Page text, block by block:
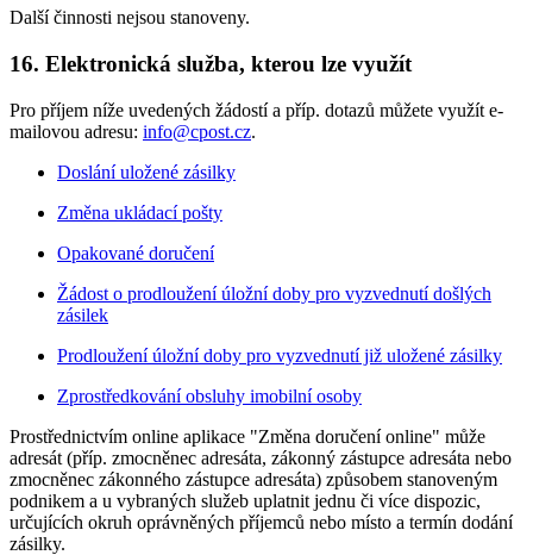
Další činnosti nejsou stanoveny.
16. Elektronická služba, kterou lze využít
Pro příjem níže uvedených žádostí a příp. dotazů můžete využít e-
mailovou adresu: info@cpost.cz.
Doslání uložené zásilky
Změna ukládací pošty
Opakované doručení
Žádost o prodloužení úložní doby pro vyzvednutí došlých
zásilek
Prodloužení úložní doby pro vyzvednutí již uložené zásilky
Zprostředkování obsluhy imobilní osoby
Prostřednictvím online aplikace "Změna doručení online" může
adresát (příp. zmocněnec adresáta, zákonný zástupce adresáta nebo
zmocněnec zákonného zástupce adresáta) způsobem stanoveným
podnikem a u vybraných služeb uplatnit jednu či více dispozic,
určujících okruh oprávněných příjemců nebo místo a termín dodání
zásilky.